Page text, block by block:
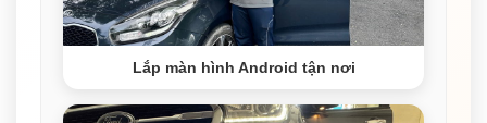
Lắp màn hình Android tận nơi